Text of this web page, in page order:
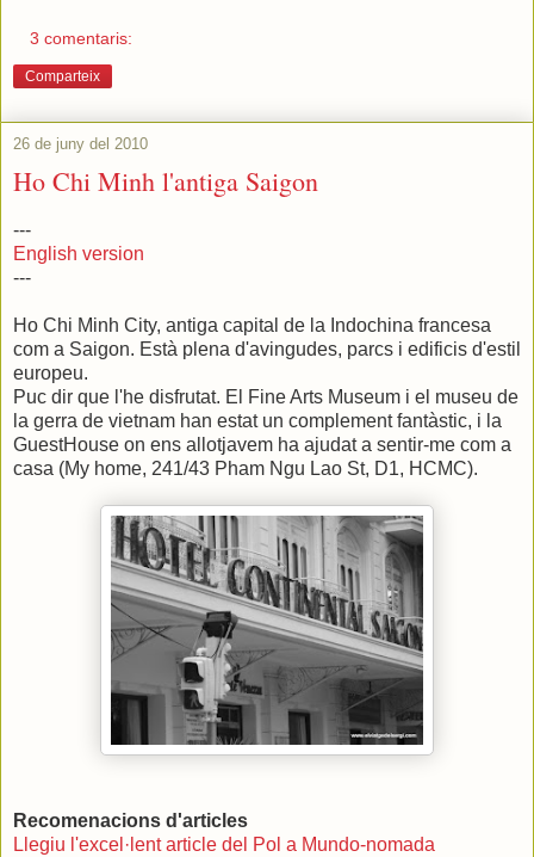
3 comentaris:
Comparteix
26 de juny del 2010
Ho Chi Minh l'antiga Saigon
---
English version
---
Ho Chi Minh City, antiga capital de la Indochina francesa
com a Saigon. Està plena d'avingudes, parcs i edificis d'estil
europeu.
Puc dir que l'he disfrutat. El Fine Arts Museum i el museu de
la gerra de vietnam han estat un complement fantàstic, i la
GuestHouse on ens allotjavem ha ajudat a sentir-me com a
casa (My home, 241/43 Pham Ngu Lao St, D1, HCMC).
Recomenacions d'articles
Llegiu l'excel·lent article del Pol a Mundo-nomada